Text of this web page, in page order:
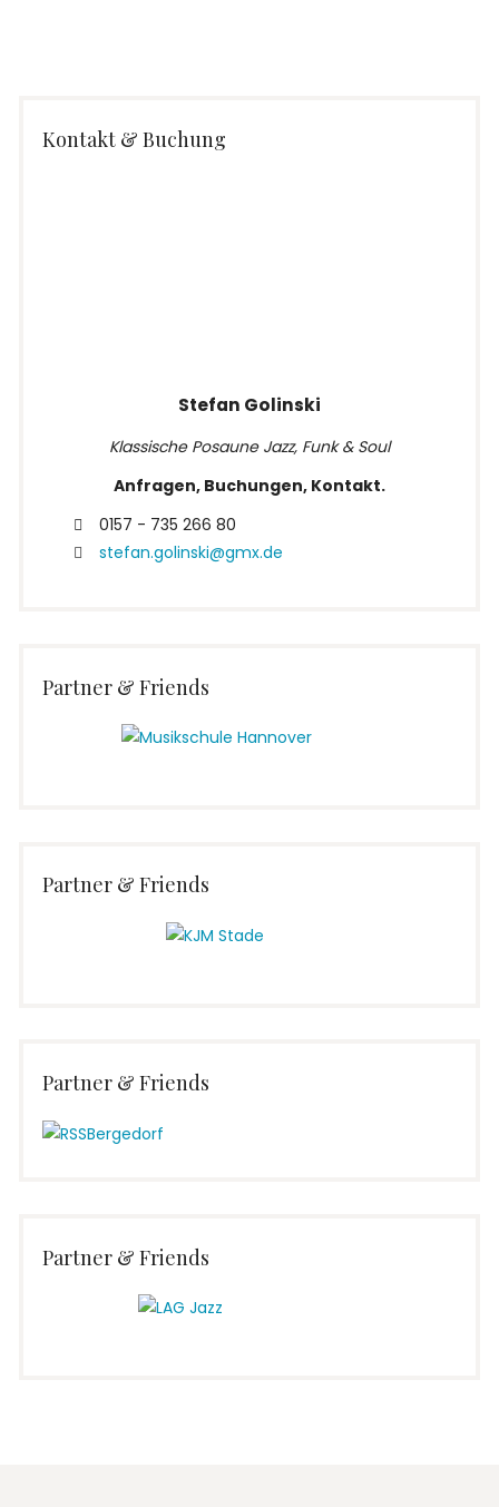
Kontakt & Buchung
Stefan Golinski
Klassische Posaune Jazz, Funk & Soul
Anfragen, Buchungen, Kontakt.
0157 - 735 266 80
stefan.golinski@gmx.de
Partner & Friends
Partner & Friends
Partner & Friends
Partner & Friends